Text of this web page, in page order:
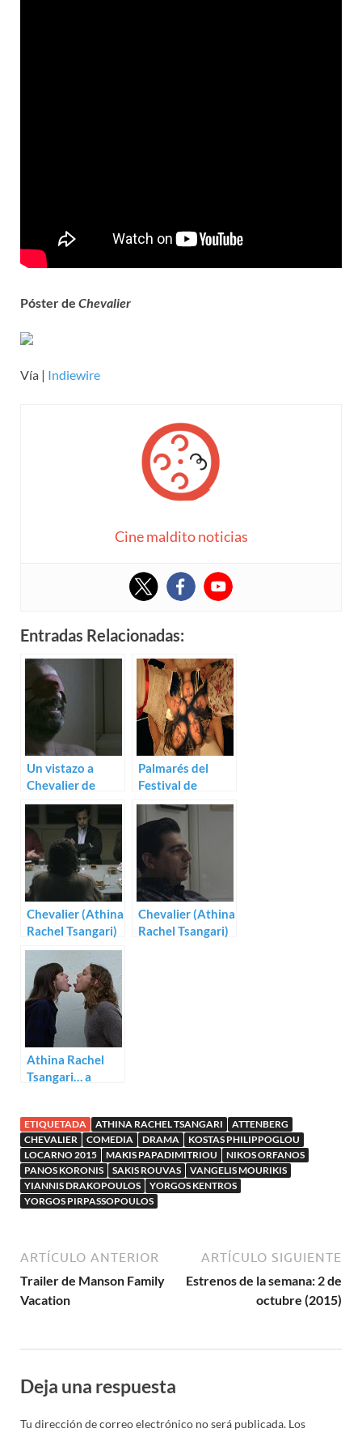
Póster de Chevalier
Vía | Indiewire
Cine maldito noticias
Entradas Relacionadas:
Un vistazo a
Chevalier de
Athina Rachel
Palmarés del
Festival de
Sarajevo 2015
Chevalier (Athina
Rachel Tsangari)
Chevalier (Athina
Rachel Tsangari)
Athina Rachel
Tsangari… a
ETIQUETADA ATHINA RACHEL TSANGARI
ATTENBERG
CHEVALIER
COMEDIA DRAMA
KOSTAS PHILIPPOGLOU
LOCARNO 2015
MAKIS PAPADIMITRIOU
NIKOS ORFANOS
PANOS KORONIS
SAKIS ROUVAS
VANGELIS MOURIKIS
YIANNIS DRAKOPOULOS
YORGOS KENTROS
YORGOS PIRPASSOPOULOS
ARTÍCULO ANTERIOR
Trailer de Manson Family
Vacation
ARTÍCULO SIGUIENTE
Estrenos de la semana: 2 de
octubre (2015)
Deja una respuesta
Tu dirección de correo electrónico no será publicada. Los